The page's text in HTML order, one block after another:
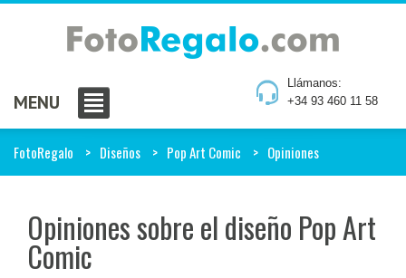
Llámanos:
+34 93 460 11 58
MENU
FotoRegalo Diseños Pop Art Comic Opiniones
Opiniones sobre el diseño Pop Art
Comic